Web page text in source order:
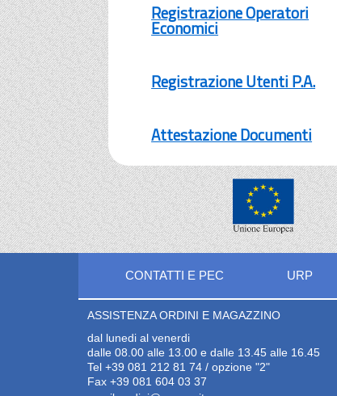
Registrazione Operatori
Economici
Registrazione Utenti P.A.
Attestazione Documenti
CONTATTI E PEC URP
ASSISTENZA ORDINI E MAGAZZINO
dal lunedi al venerdi
dalle 08.00 alle 13.00 e dalle 13.45 alle 16.45
Tel +39 081 212 81 74 / opzione "2"
Fax +39 081 604 03 37